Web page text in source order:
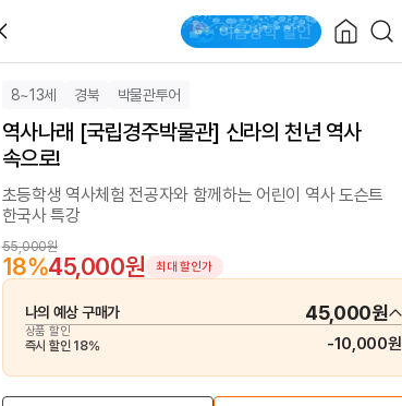
8~13세 경북 박물관투어
역사나래 [국립경주박물관] 신라의 천년 역사
속으로!
초등학생 역사체험 전공자와 함께하는 어린이 역사 도슨트
한국사 특강
55,000원
18%45,000원 최대 할인가
나의 예상 구매가 45,000원
상품 할인
즉시 할인 18% -10,000원